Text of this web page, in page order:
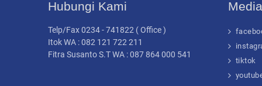
Hubungi Kami
Telp/Fax 0234 - 741822 ( Office )
Itok WA : 082 121 722 211
Fitra Susanto S.T WA : 087 864 000 541
tiktok